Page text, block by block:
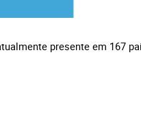
presente em 167